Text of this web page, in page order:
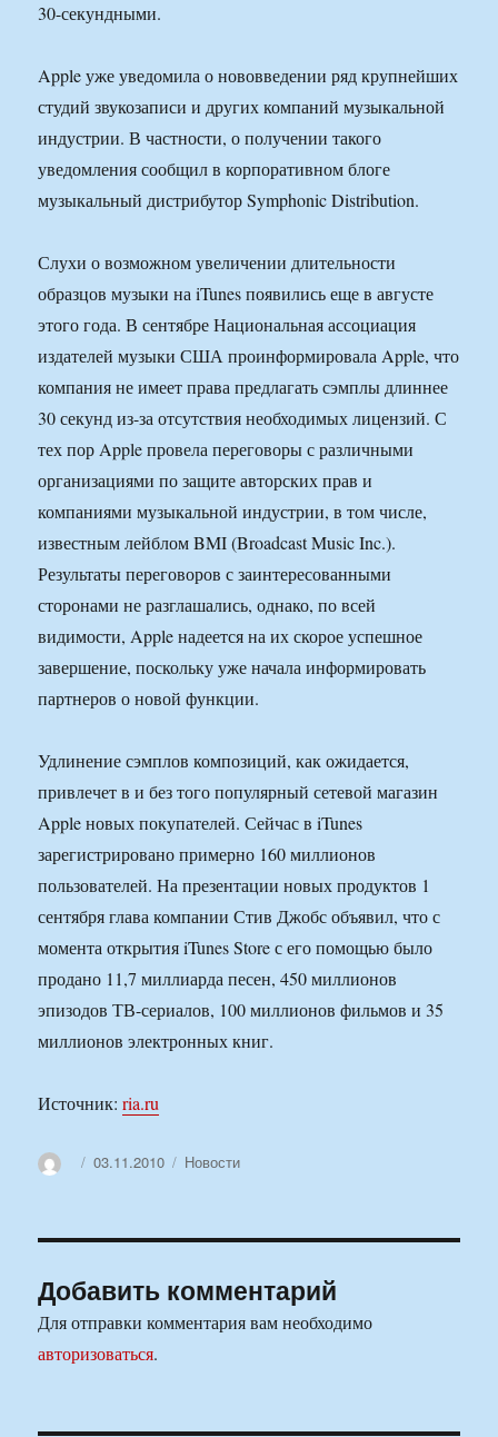
30-секундными.
Apple уже уведомила о нововведении ряд крупнейших
студий звукозаписи и других компаний музыкальной
индустрии. В частности, о получении такого
уведомления сообщил в корпоративном блоге
музыкальный дистрибутор Symphonic Distribution.
Слухи о возможном увеличении длительности
образцов музыки на iTunes появились еще в августе
этого года. В сентябре Национальная ассоциация
издателей музыки США проинформировала Apple, что
компания не имеет права предлагать сэмплы длиннее
30 секунд из-за отсутствия необходимых лицензий. С
тех пор Apple провела переговоры с различными
организациями по защите авторских прав и
компаниями музыкальной индустрии, в том числе,
известным лейблом BMI (Broadcast Music Inc.).
Результаты переговоров с заинтересованными
сторонами не разглашались, однако, по всей
видимости, Apple надеется на их скорое успешное
завершение, поскольку уже начала информировать
партнеров о новой функции.
Удлинение сэмплов композиций, как ожидается,
привлечет в и без того популярный сетевой магазин
Apple новых покупателей. Сейчас в iTunes
зарегистрировано примерно 160 миллионов
пользователей. На презентации новых продуктов 1
сентября глава компании Стив Джобс объявил, что с
момента открытия iTunes Store с его помощью было
продано 11,7 миллиарда песен, 450 миллионов
эпизодов ТВ-сериалов, 100 миллионов фильмов и 35
миллионов электронных книг.
Источник:ria.ru
АвторОпубликовано
03.11.2010 Рубрики
Новости
Добавить комментарий
Для отправки комментария вам необходимо
авторизоваться.